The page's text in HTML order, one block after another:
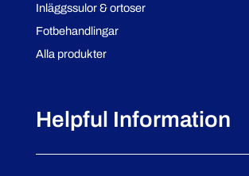
Inläggssulor & ortoser
Fotbehandlingar
Alla produkter
Helpful Information